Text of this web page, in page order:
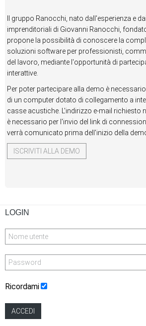
Il gruppo Ranocchi, nato dall'esperienza e
imprenditoriali di Giovanni Ranocchi,
propone la possibilità di conoscere la
soluzioni software per professionisti,
del lavoro, mediante l'opportunità di
interattive.
Per poter partecipare alla demo è
di un computer dotato di collegamento a
casse acustiche. L'indirizzo e-mail richiesto
è necessario per l'invio del link di
verrà comunicato prima dell'inizio della
ISCRIVITI ALLA DEMO
LOGIN
Ricordami
ACCEDI